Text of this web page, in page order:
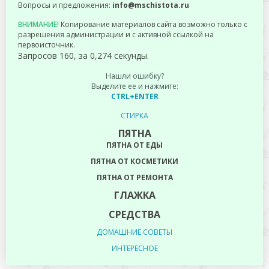
Вопросы и предложения: info@mschistota.ru
ВНИМАНИЕ! Копирование материалов сайта возможно только с
разрешения администрации и с активной ссылкой на
первоисточник.
Запросов 160, за 0,274 секунды.
Нашли ошибку?
Выделите ее и нажмите:
CTRL+ENTER
СТИРКА
ПЯТНА
ПЯТНА ОТ ЕДЫ
ПЯТНА ОТ КОСМЕТИКИ
ПЯТНА ОТ РЕМОНТА
ГЛАЖКА
СРЕДСТВА
ДОМАШНИЕ СОВЕТЫ
ИНТЕРЕСНОЕ